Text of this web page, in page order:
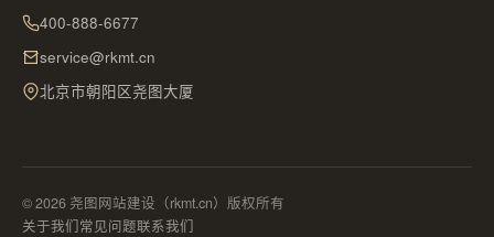
400-888-6677
service@rkmt.cn
北京市朝阳区尧图大厦
© 2026 尧图网站建设（rkmt.cn）版权所有
关于我们常见问题联系我们